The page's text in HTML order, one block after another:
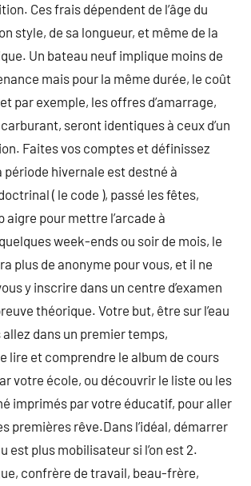
Ces frais dépendent de l’âge du
style, de sa longueur, et même de la
Un bateau neuf implique moins de
mais pour la même durée, le coût
par exemple, les offres d’amarrage,
carburant, seront identiques à ceux d’un
Faites vos comptes et définissez
hivernale est destné à
( le code ), passé les fêtes,
aigre pour mettre l’arcade à
week-ends ou soir de mois, le
plus de anonyme pour vous, et il ne
y inscrire dans un centre d’examen
théorique. Votre but, être sur l’eau
allez dans un premier temps,
lire et comprendre le album de cours
votre école, ou découvrir le liste ou les
imprimés par votre éducatif, pour aller
premières rêve.Dans l’idéal, démarrer
est plus mobilisateur si l’on est 2.
confrère de travail, beau-frère,